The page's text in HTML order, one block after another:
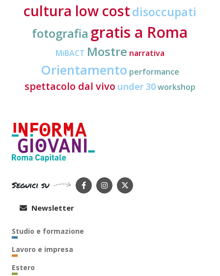
cultura low costdisoccupati
fotografia gratis a Roma
MiBACT Mostre narrativa
Orientamento performance
spettacolo dal vivo under 30workshop
Seguici su
Newsletter
Studio e formazione
Lavoro e impresa
Estero